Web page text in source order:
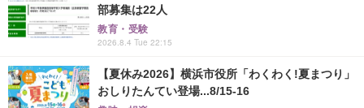
部募集は22人
教育・受験
2026.8.4 Tue 22:15
【夏休み2026】横浜市役所「わくわく!夏まつり」
おしりたんてい登場...8/15-16